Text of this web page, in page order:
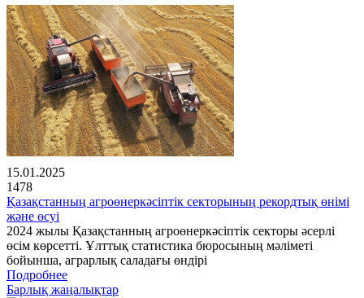
15.01.2025
1478
Қазақстанның агроөнеркәсіптік секторының рекордтық өнімі
және өсуі
2024 жылы Қазақстанның агроөнеркәсіптік секторы әсерлі
өсім көрсетті. Ұлттық статистика бюросының мәліметі
бойынша, аграрлық саладағы өндірі
Подробнее
Барлық жаңалықтар